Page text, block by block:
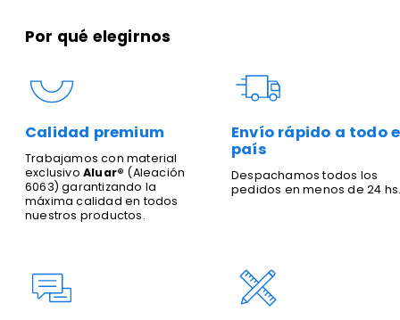
Por qué elegirnos
Calidad premium
Trabajamos con material
exclusivo Aluar® (Aleación
6063) garantizando la
máxima calidad en todos
nuestros productos.
Envío rápido a todo
país
Despachamos todos los
pedidos en menos de 24